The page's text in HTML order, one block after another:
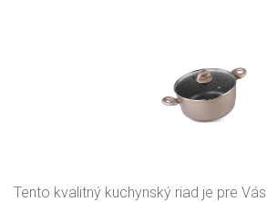
Tento kvalitný kuchynský riad je pre